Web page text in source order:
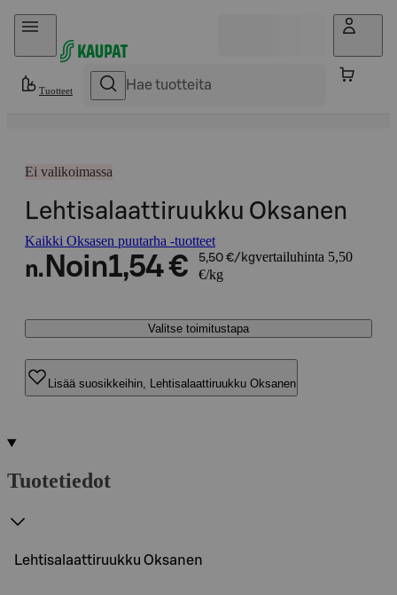
Hyppää sisältöön
Tuotteet
Ei valikoimassa
Lehtisalaattiruukku Oksanen
Kaikki Oksasen puutarha -tuotteet
n. Noin1,54 € 5,50 €/kgvertailuhinta 5,50
€/kg
Valitse toimitustapa
Lisää suosikkeihin, Lehtisalaattiruukku Oksanen
Tuotetiedot
Lehtisalaattiruukku Oksanen